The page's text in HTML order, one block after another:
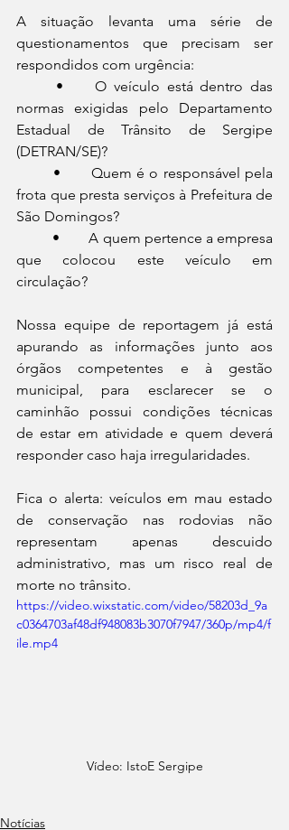
A situação levanta uma série de
questionamentos que precisam ser
respondidos com urgência:
normas exigidas pelo Departamento
Estadual de Trânsito de Sergipe
(DETRAN/SE)?
frota que presta serviços à Prefeitura de
São Domingos?
que colocou este veículo em
circulação?
Nossa equipe de reportagem já está
apurando as informações junto aos
órgãos competentes e à gestão
municipal, para esclarecer se o
caminhão possui condições técnicas
de estar em atividade e quem deverá
responder caso haja irregularidades.
Fica o alerta: veículos em mau estado
de conservação nas rodovias não
representam apenas descuido
administrativo, mas um risco real de
morte no trânsito.
https://video.wixstatic.com/video/58203d_9a
c0364703af48df948083b3070f7947/360p/mp4/f
ile.mp4
Vídeo: IstoE Sergipe
Notícias